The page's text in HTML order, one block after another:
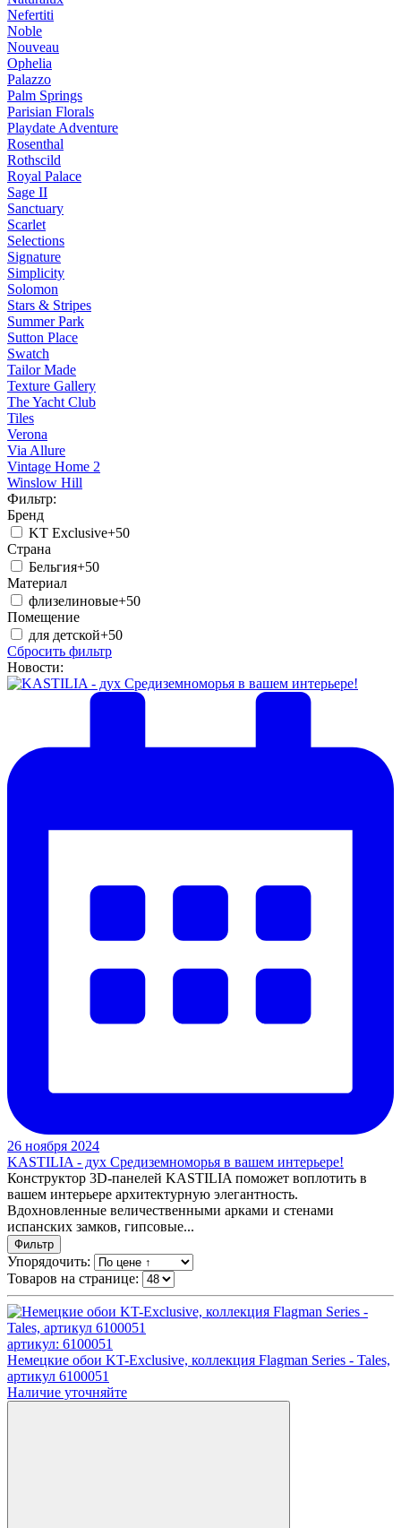
Nefertiti
Noble
Nouveau
Ophelia
Palazzo
Palm Springs
Parisian Florals
Playdate Adventure
Rosenthal
Rothscild
Royal Palace
Sage II
Sanctuary
Scarlet
Selections
Signature
Simplicity
Solomon
Stars & Stripes
Summer Park
Sutton Place
Swatch
Tailor Made
Texture Gallery
The Yacht Club
Tiles
Verona
Via Allure
Vintage Home 2
Winslow Hill
Фильтр:
Бренд
KT Exclusive+50
Страна
Бельгия+50
Материал
флизелиновые+50
Помещение
для детской+50
Сбросить фильтр
Новости:
26 ноября 2024
KASTILIA - дух Средиземноморья в вашем интерьере!
Конструктор 3D-панелей KASTILIA поможет воплотить в
вашем интерьере архитектурную элегантность.
Вдохновленные величественными арками и стенами
испанских замков, гипсовые...
Фильтр
Упорядочить:
Товаров на странице:
артикул: 6100051
Немецкие обои KT-Exclusive, коллекция Flagman Series - Tales,
артикул 6100051
Наличие уточняйте